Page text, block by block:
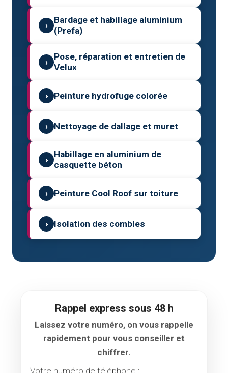
›
Bardage et habillage aluminium
(Prefa)
›
Pose, réparation et entretien de
Velux
› Peinture hydrofuge colorée
› Nettoyage de dallage et muret
›
Habillage en aluminium de
casquette béton
› Peinture Cool Roof sur toiture
› Isolation des combles
Rappel express sous 48 h
Laissez votre numéro, on vous rappelle
rapidement pour vous conseiller et
chiffrer.
Votre numéro de téléphone :